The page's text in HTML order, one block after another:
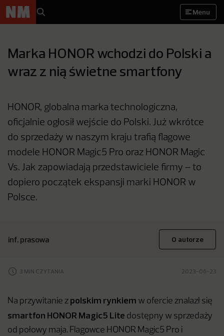
Menu
Marka HONOR wchodzi do Polski a
wraz z nią świetne smartfony
HONOR, globalna marka technologiczna,
oficjalnie ogłosił wejście do Polski. Już wkrótce
do sprzedaży w naszym kraju trafią flagowe
modele HONOR Magic5 Pro oraz HONOR Magic
Vs. Jak zapowiadają przedstawiciele firmy – to
dopiero początek ekspansji marki HONOR w
Polsce.
inf. prasowa O autorze
3 MIN CZYTANIA 2023-06-23
Na przywitanie z polskim rynkiem w ofercie znalazł się
smartfon HONOR Magic5 Lite dostępny w sprzedaży
od połowy maja. Flagowce HONOR Magic5 Pro i